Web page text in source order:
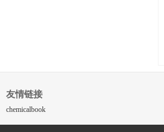
友情链接
chemicalbook